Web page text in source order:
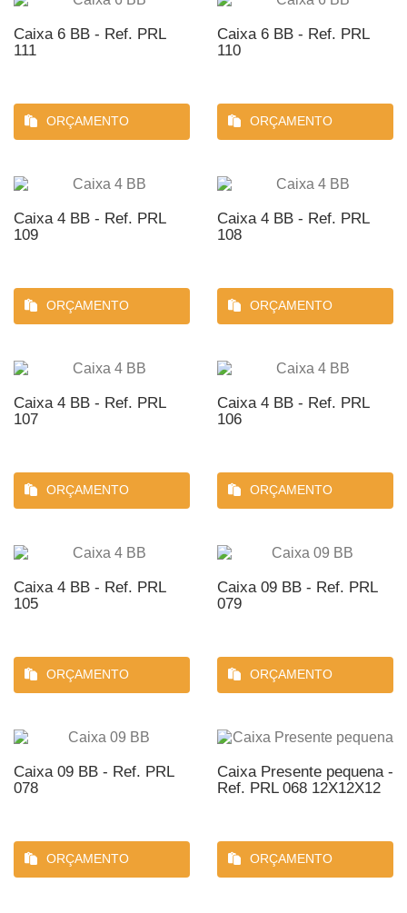
Caixa 6 BB - Ref. PRL
111
ORÇAMENTO
Caixa 6 BB - Ref. PRL
110
ORÇAMENTO
Caixa 4 BB - Ref. PRL
109
ORÇAMENTO
Caixa 4 BB - Ref. PRL
108
ORÇAMENTO
Caixa 4 BB - Ref. PRL
107
ORÇAMENTO
Caixa 4 BB - Ref. PRL
106
ORÇAMENTO
Caixa 4 BB - Ref. PRL
105
ORÇAMENTO
Caixa 09 BB - Ref. PRL
079
ORÇAMENTO
Caixa 09 BB - Ref. PRL
078
ORÇAMENTO
Caixa Presente pequena -
Ref. PRL 068 12X12X12
ORÇAMENTO